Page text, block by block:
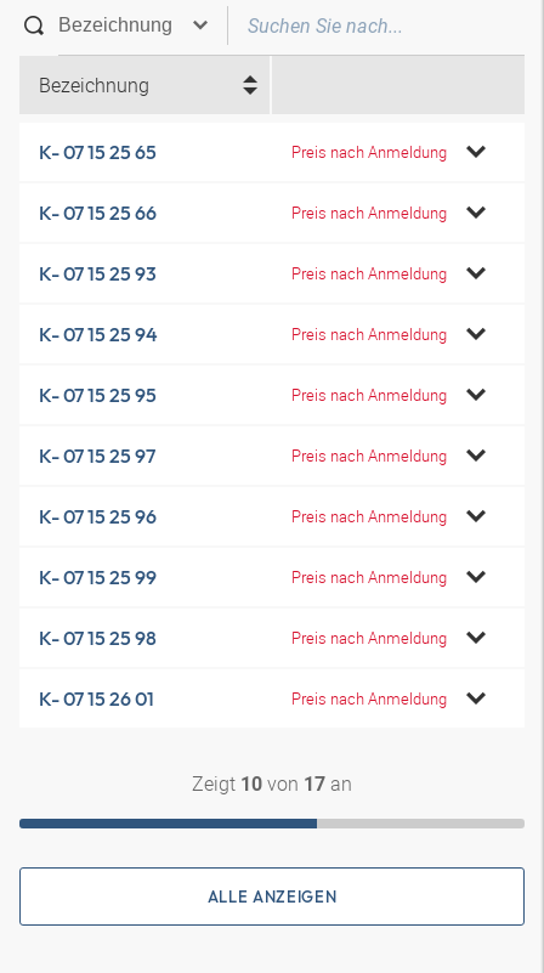
Bezeichnung
K- 07 15 25 65 Preis nach Anmeldung
K- 07 15 25 66 Preis nach Anmeldung
K- 07 15 25 93 Preis nach Anmeldung
K- 07 15 25 94 Preis nach Anmeldung
K- 07 15 25 95 Preis nach Anmeldung
K- 07 15 25 97 Preis nach Anmeldung
K- 07 15 25 96 Preis nach Anmeldung
K- 07 15 25 99 Preis nach Anmeldung
K- 07 15 25 98 Preis nach Anmeldung
K- 07 15 26 01 Preis nach Anmeldung
Zeigt 10 von 17 an
ALLE ANZEIGEN